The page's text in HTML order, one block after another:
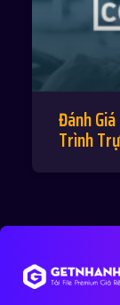
Đánh
Trình